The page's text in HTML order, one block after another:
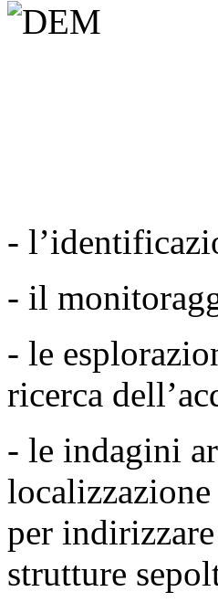
-
- il
- le
ricerca
- le indagini
per
strutture